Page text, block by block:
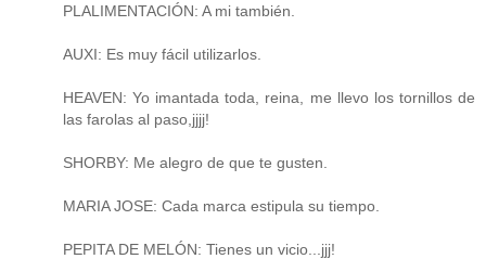
PLALIMENTACIÓN: A mi también.
AUXI: Es muy fácil utilizarlos.
HEAVEN: Yo imantada toda, reina, me llevo los tornillos de
las farolas al paso,jjjj!
SHORBY: Me alegro de que te gusten.
MARIA JOSE: Cada marca estipula su tiempo.
PEPITA DE MELÓN: Tienes un vicio...jjj!